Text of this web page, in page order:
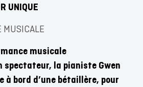
UNIQUE
MUSICALE
musicale
spectateur, la pianiste Gwen
à bord d’une bétaillère, pour